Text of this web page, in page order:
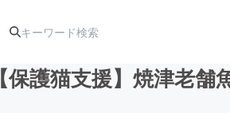
【保護猫支援】焼津老